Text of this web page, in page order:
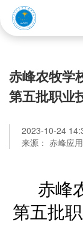
赤峰农牧学
第五批职业
2023-10-24
来源： 赤峰应
赤峰
第五批